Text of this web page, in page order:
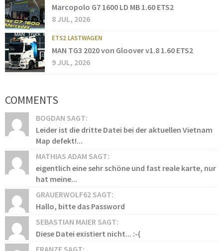
Marcopolo G7 1600 LD MB 1.60 ETS2
8 JUL, 2026
ETS2 LASTWAGEN
MAN TG3 2020 von Gloover v1.8 1.60 ETS2
9 JUL, 2026
COMMENTS
BOGDAN SAGT:
Leider ist die dritte Datei bei der aktuellen Vietnam
Map defekt!...
MATHIAS ADAM SAGT:
eigentlich eine sehr schöne und fast reale karte, nur
hat meine...
GRAUERWOLF62 SAGT:
Hallo, bitte das Password
SEBASTIAN MAIER SAGT:
Diese Datei existiert nicht... :-(